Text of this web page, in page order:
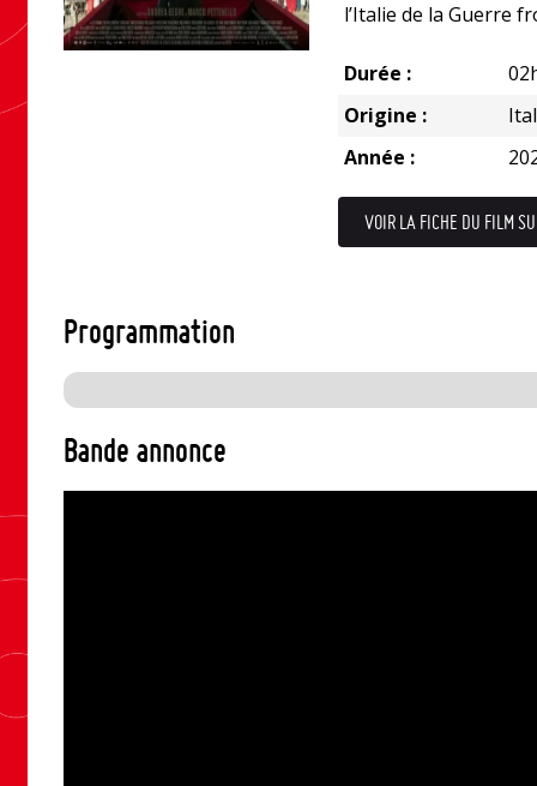
l’Italie de la Guerre
Durée :
Origine :
Année :
VOIR LA FICHE DU FILM
Programmation
Bande annonce